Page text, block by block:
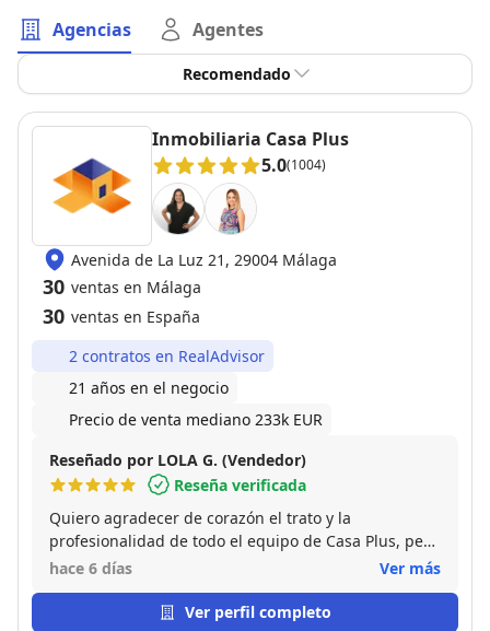
Agencias Agentes
Recomendado
Inmobiliaria Casa Plus
5.0(1004)
Avenida de La Luz 21, 29004 Málaga
30 ventas en Málaga
30 ventas en España
2 contratos en RealAdvisor
21 años en el negocio
Precio de venta mediano 233k EUR
Reseñado por LOLA G. (Vendedor)
Reseña verificada
Quiero agradecer de corazón el trato y la
profesionalidad de todo el equipo de Casa Plus, pero
muy especialmente la de Miguel. La venta de mi piso
momento Miguel ha estado a mi lado en todo. No
hace 6 días Ver más
Ver perfil completo